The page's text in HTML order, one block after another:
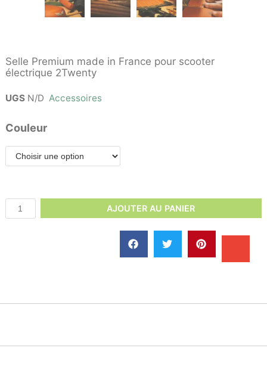
Selle Premium made in France pour scooter
électrique 2Twenty
UGS N/D Accessoires
Couleur
AJOUTER AU PANIER